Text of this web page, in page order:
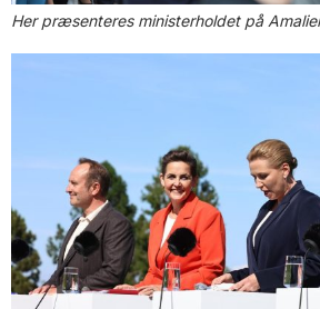
Her præsenteres ministerholdet på